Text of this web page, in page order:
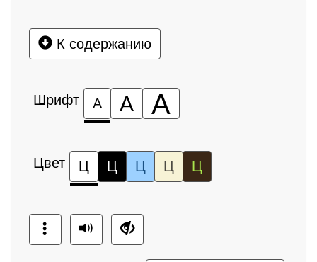
К содержанию
Шрифт А А А
Цвет Ц Ц Ц Ц Ц